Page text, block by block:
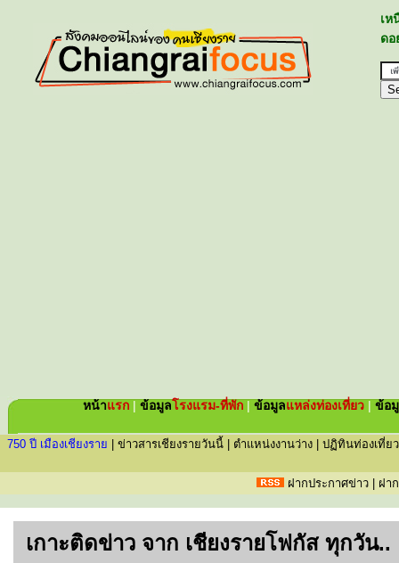
เ
ดอ
หน้าแรก | ข้อมูลโรงแรม-ที่พัก | ข้อมูลแหล่งท่องเที่ยว | ข้อ
750 ปี เมืองเชียงราย ข่าวสารเชียงรายวันนี้ ตำแหน่งงานว่าง ปฏิทินท่องเที่ยว
ฝากประกาศข่าว| ฝา
เกาะติดข่าว จาก เชียงรายโฟกัส ทุกวัน..